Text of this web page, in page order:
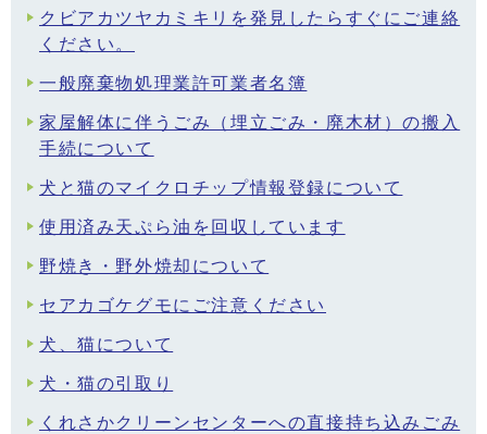
クビアカツヤカミキリを発見したらすぐにご連絡
ください。
一般廃棄物処理業許可業者名簿
家屋解体に伴うごみ（埋立ごみ・廃木材）の搬入
手続について
犬と猫のマイクロチップ情報登録について
使用済み天ぷら油を回収しています
野焼き・野外焼却について
セアカゴケグモにご注意ください
犬、猫について
犬・猫の引取り
くれさかクリーンセンターへの直接持ち込みごみ